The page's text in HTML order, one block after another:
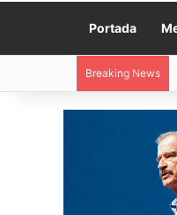
Portada
Breaking News